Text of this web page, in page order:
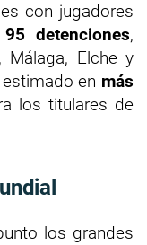
con jugadores
95 detenciones,
Málaga, Elche y
en más
los titulares de
los grandes